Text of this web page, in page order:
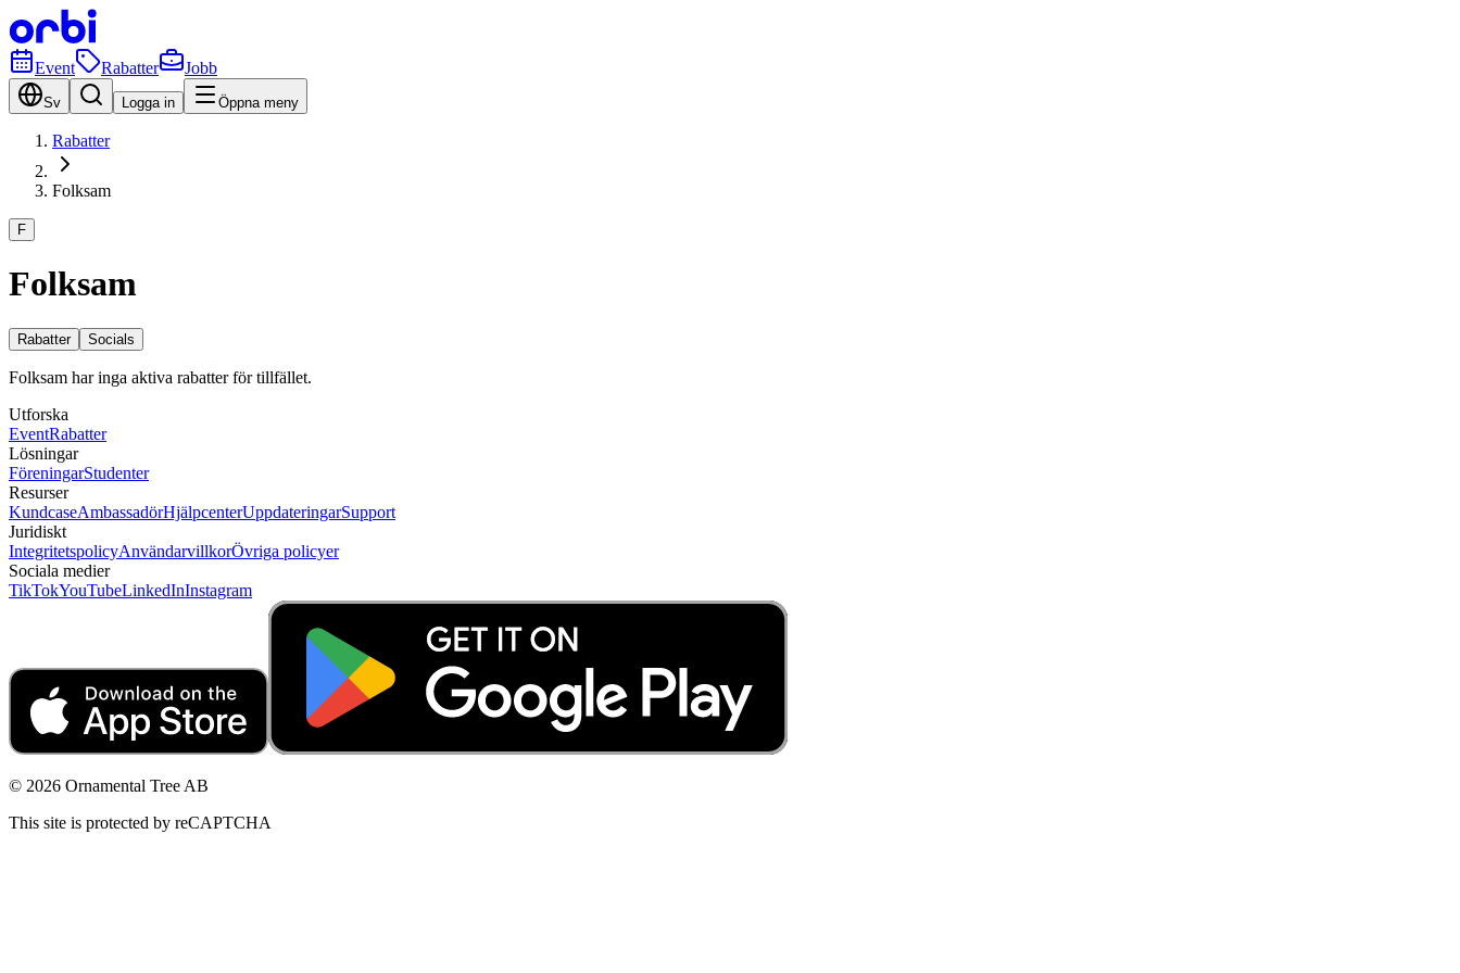
Event Rabatter Jobb
Sv Logga in Öppna meny
Rabatter
Folksam
F
Folksam
Rabatter Socials
Folksam har inga aktiva rabatter för tillfället.
Utforska
EventRabatter
Lösningar
FöreningarStudenter
Resurser
KundcaseAmbassadörHjälpcenterUppdateringarSupport
Juridiskt
IntegritetspolicyAnvändarvillkorÖvriga policyer
Sociala medier
TikTokYouTubeLinkedInInstagram
© 2026 Ornamental Tree AB
This site is protected by reCAPTCHA